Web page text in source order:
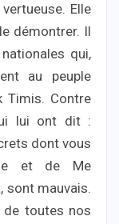
Elle
démontrer. Il
qui,
au peuple
Timis. Contre
lui ont dit :
dont vous
et de Me
sont mauvais.
de toutes nos